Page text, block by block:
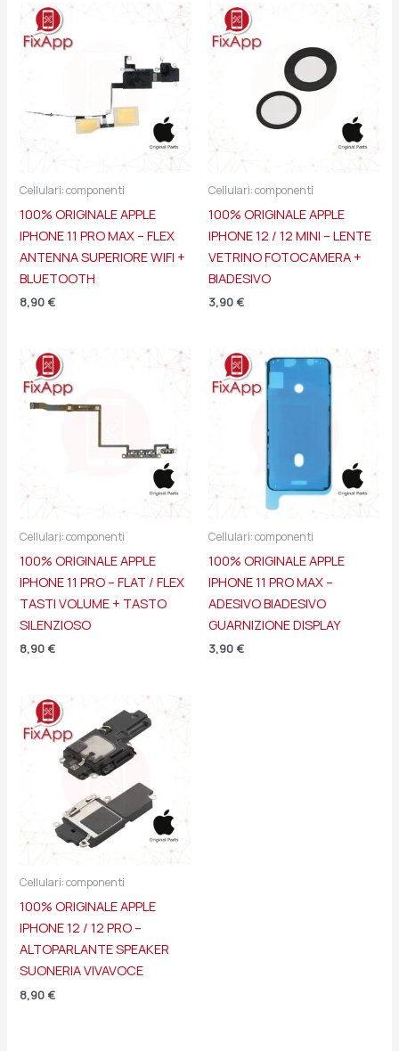
Cellulari: componenti
100% ORIGINALE APPLE
IPHONE 11 PRO MAX – FLEX
ANTENNA SUPERIORE WIFI +
BLUETOOTH
8,90 €
Cellulari: componenti
100% ORIGINALE APPLE
IPHONE 12 / 12 MINI – LENTE
VETRINO FOTOCAMERA +
BIADESIVO
3,90 €
Cellulari: componenti
100% ORIGINALE APPLE
IPHONE 11 PRO – FLAT / FLEX
TASTI VOLUME + TASTO
SILENZIOSO
8,90 €
Cellulari: componenti
100% ORIGINALE APPLE
IPHONE 11 PRO MAX –
ADESIVO BIADESIVO
GUARNIZIONE DISPLAY
3,90 €
Cellulari: componenti
100% ORIGINALE APPLE
IPHONE 12 / 12 PRO –
ALTOPARLANTE SPEAKER
SUONERIA VIVAVOCE
8,90 €